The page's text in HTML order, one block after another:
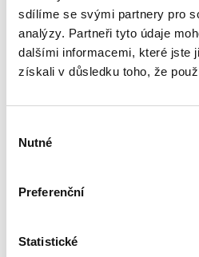
sdílíme se svými partnery pro
analýzy. Partneři tyto údaje
dalšími informacemi, které jste
získali v důsledku toho, že
souhlasu
Nutné
Preferenční
Statistické
zdánlivém a neplatném...
690,00 Kč